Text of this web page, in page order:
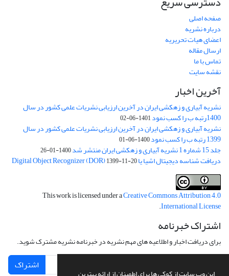
صفحه اصلی
درباره نشریه
اعضای هیات تحریریه
ارسال مقاله
تماس با ما
نقشه سایت
آخرین اخبار
نشریه آبیاری و زهکشی ایران در آخرین ارزیابی نشریات علمی کشور در سال
1400رتبه ب را کسب نمود 1401-06-02
نشریه آبیاری و زهکشی ایران در آخرین ارزیابی نشریات علمی کشور در سال
1399 رتبه ب را کسب نمود 1400-06-01
جلد 15 شماره 1 نشریه آبیاری و زهکشی ایران منتشر شد 1400-01-26
دریافت شناسه دیجیتال اشیا یا Digital Object Recognizer (DOR)1399-11-20
This work is licensed under aCreative Commons Attribution 4.0
International License
.
اشتراک خبرنامه
برای دریافت اخبار و اطلاعیه های مهم نشریه در خبرنامه نشریه مشترک شوید.
اشتراک